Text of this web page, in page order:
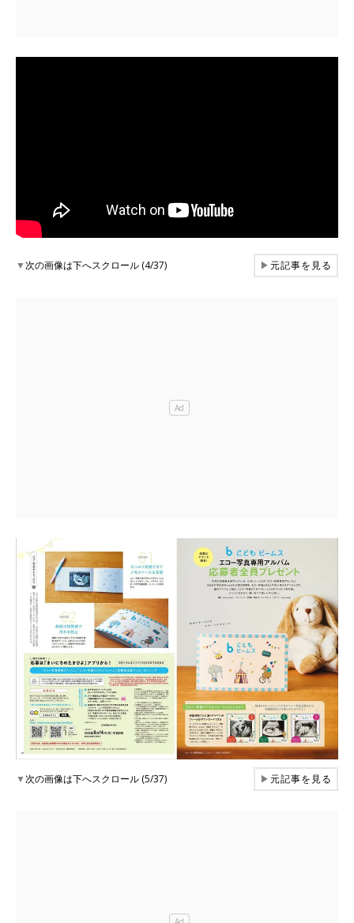
▼次の画像は下へスクロール (4/37) ▶元記事を見る
▼次の画像は下へスクロール (5/37) ▶元記事を見る